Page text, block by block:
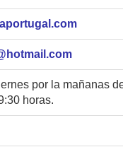
por la mañanas
horas.